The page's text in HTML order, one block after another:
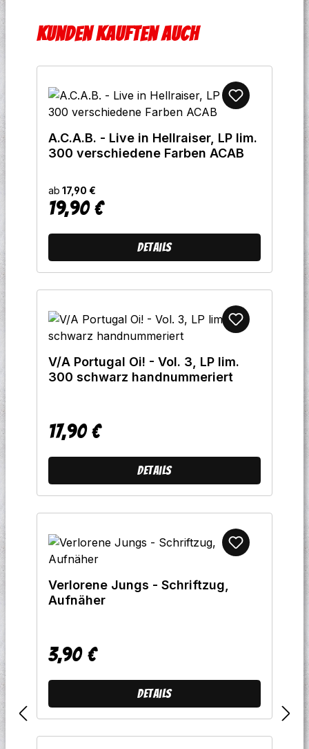
Produktgalerie überspringen
Kunden kauften auch
A.C.A.B. - Live in Hellraiser, LP lim.
300 verschiedene Farben ACAB
ab 17,90 €
Regulärer Preis:
19,90 €
Details
V/A Portugal Oi! - Vol. 3, LP lim.
300 schwarz handnummeriert
Regulärer Preis:
17,90 €
Details
Verlorene Jungs - Schriftzug,
Aufnäher
Regulärer Preis:
3,90 €
Details